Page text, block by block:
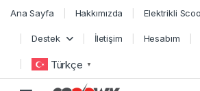
Skip to navigation
Skip to content
Ana Sayfa Hakkımızda Elektrikli
Destek İletişim Hesabım
Türkçe ▼